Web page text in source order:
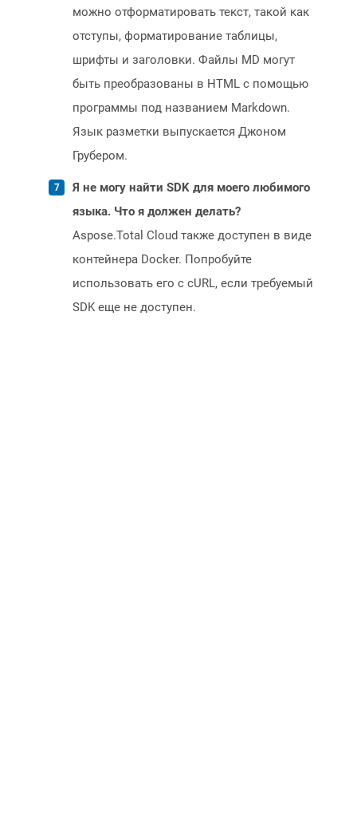
можно отформатировать текст, такой как
отступы, форматирование таблицы,
шрифты и заголовки. Файлы MD могут
быть преобразованы в HTML с помощью
программы под названием Markdown.
Язык разметки выпускается Джоном
Грубером.
Я не могу найти SDK для моего любимого
языка. Что я должен делать?
Aspose.Total Cloud также доступен в виде
контейнера Docker. Попробуйте
использовать его с cURL, если требуемый
SDK еще не доступен.